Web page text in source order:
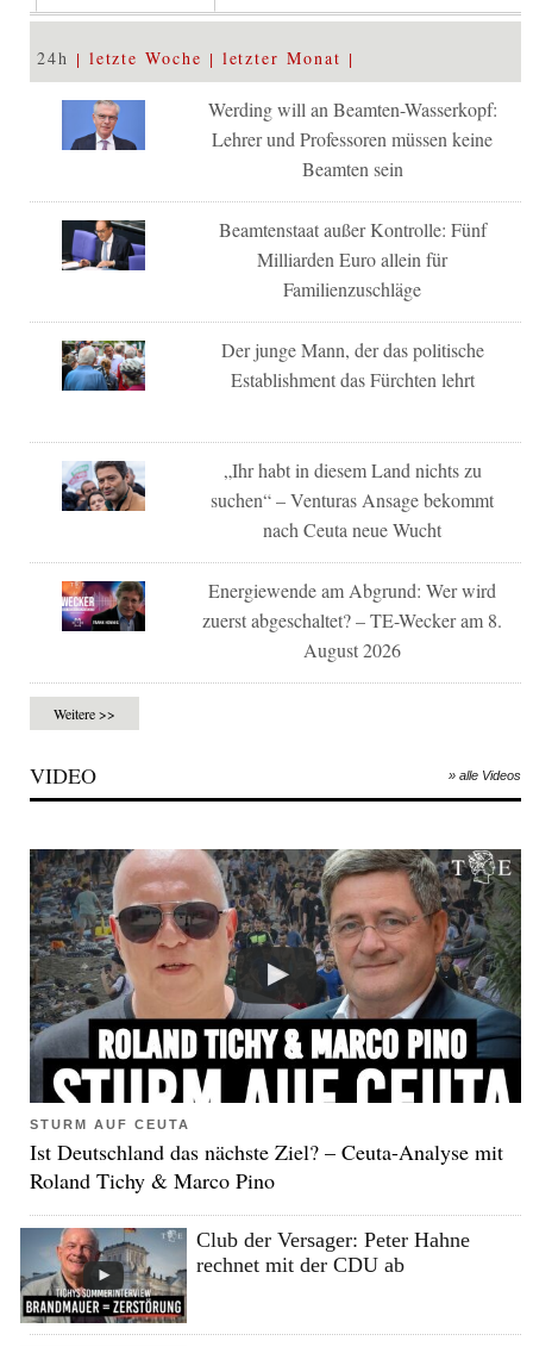
24h letzte Woche letzter Monat
Werding will an Beamten-Wasserkopf:
Lehrer und Professoren müssen keine
Beamten sein
Beamtenstaat außer Kontrolle: Fünf
Milliarden Euro allein für
Familienzuschläge
Der junge Mann, der das politische
Establishment das Fürchten lehrt
„Ihr habt in diesem Land nichts zu
suchen“ – Venturas Ansage bekommt
nach Ceuta neue Wucht
Energiewende am Abgrund: Wer wird
zuerst abgeschaltet? – TE-Wecker am 8.
August 2026
Weitere >>
VIDEO » alle Videos
STURM AUF CEUTA
Ist Deutschland das nächste Ziel? – Ceuta-Analyse mit
Roland Tichy & Marco Pino
Club der Versager: Peter Hahne
rechnet mit der CDU ab